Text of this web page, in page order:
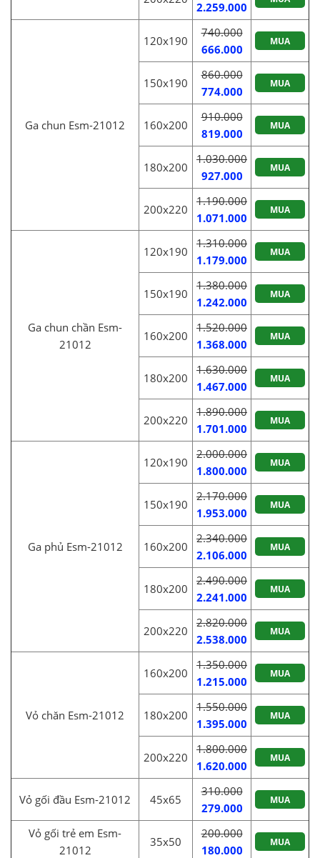
2.259.000
Ga chun Esm-21012
120x190
740.000
666.000
MUA
150x190
860.000
774.000
MUA
160x200
910.000
819.000
MUA
180x200
1.030.000
927.000
MUA
200x220
1.190.000
1.071.000
MUA
Ga chun chần Esm-
21012
120x190
1.310.000
1.179.000
MUA
150x190
1.380.000
1.242.000
MUA
160x200
1.520.000
1.368.000
MUA
180x200
1.630.000
1.467.000
MUA
200x220
1.890.000
1.701.000
MUA
Ga phủ Esm-21012
120x190
2.000.000
1.800.000
MUA
150x190
2.170.000
1.953.000
MUA
160x200
2.340.000
2.106.000
MUA
180x200
2.490.000
2.241.000
MUA
200x220
2.820.000
2.538.000
MUA
Vỏ chăn Esm-21012
160x200
1.350.000
1.215.000
MUA
180x200
1.550.000
1.395.000
MUA
200x220
1.800.000
1.620.000
MUA
Vỏ gối đầu Esm-21012 45x65
310.000
279.000
MUA
Vỏ gối trẻ em Esm-
21012
35x50
200.000
180.000
MUA